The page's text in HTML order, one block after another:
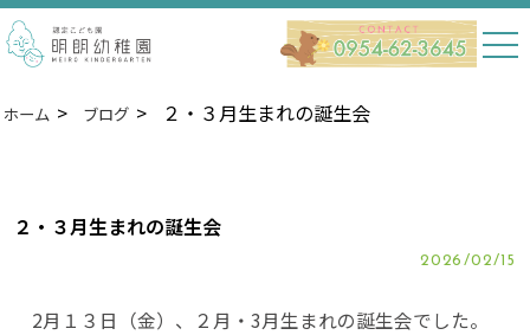
ホーム ブログ ２・３月生まれの誕生会
２・３月生まれの誕生会
2026/02/15
2月１３日（金）、２月・3月生まれの誕生会でした。